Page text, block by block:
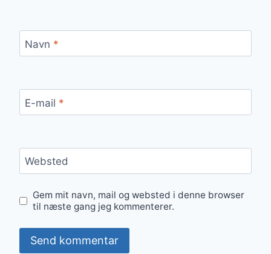
Navn *
E-mail *
Websted
Gem mit navn, mail og websted i denne browser
til næste gang jeg kommenterer.